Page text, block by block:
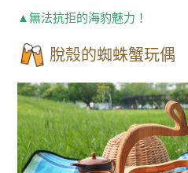
▲無法抗拒的海豹魅力！
脫殼的蜘蛛蟹玩偶